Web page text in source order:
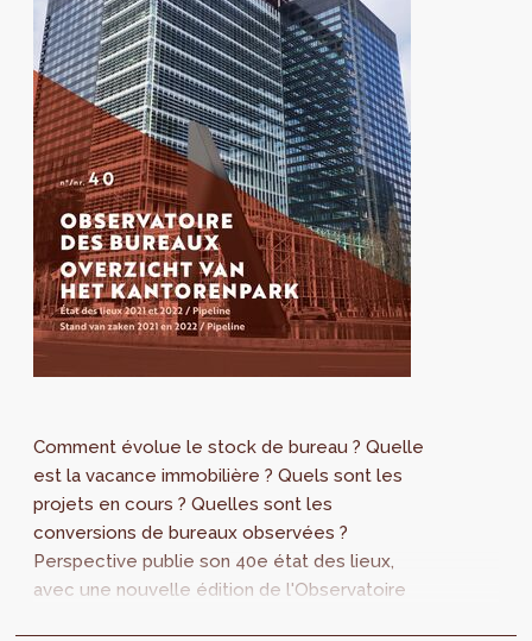
Comment évolue le stock de bureau ? Quelle
est la vacance immobilière ? Quels sont les
projets en cours ? Quelles sont les
conversions de bureaux observées ?
Perspective publie son 40e état des lieux,
avec une nouvelle édition de l'Observatoire